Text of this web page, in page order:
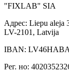
"FIXLAB" SIA
Адрес: Liepu aleja
LV-2101, Latvija
IBAN:
Рег. но: